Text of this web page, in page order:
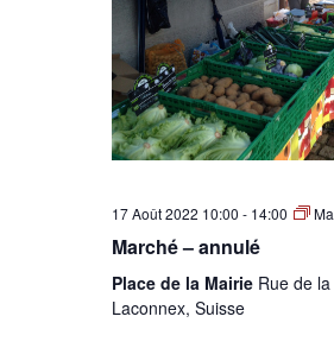
17 Août 2022 10:00 - 14:00
Marché – annulé
Place de la Mairie Rue de
Laconnex, Suisse